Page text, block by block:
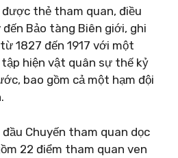
được thẻ tham quan, điều
Bảo tàng Biên giới, ghi
1827 đến 1917 với một
hiện vật quân sự thế kỷ
bao gồm cả một hạm đội
Chuyến tham quan dọc
22 điểm tham quan ven